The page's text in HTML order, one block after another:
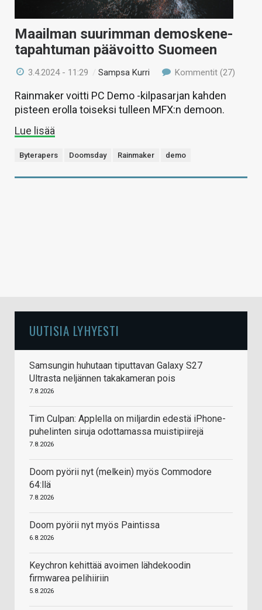
HAKU
Maailman suurimman demoskene-
tapahtuman päävoitto Suomeen
3.4.2024 - 11:29 /Sampsa Kurri Kommentit (27)
Rainmaker voitti PC Demo -kilpasarjan kahden
pisteen erolla toiseksi tulleen MFX:n demoon.
Lue lisää
Byterapers Doomsday Rainmaker demo
UUTISIA LYHYESTI
Samsungin huhutaan tiputtavan Galaxy S27
Ultrasta neljännen takakameran pois
7.8.2026
Tim Culpan: Applella on miljardin edestä iPhone-
puhelinten siruja odottamassa muistipiirejä
7.8.2026
Doom pyörii nyt (melkein) myös Commodore
64:llä
7.8.2026
Doom pyörii nyt myös Paintissa
6.8.2026
Keychron kehittää avoimen lähdekoodin
firmwarea pelihiiriin
5.8.2026